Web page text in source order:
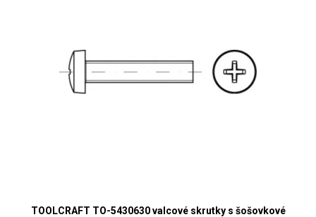
TOOLCRAFT TO-5430630 valcové skrutky s šošovkové